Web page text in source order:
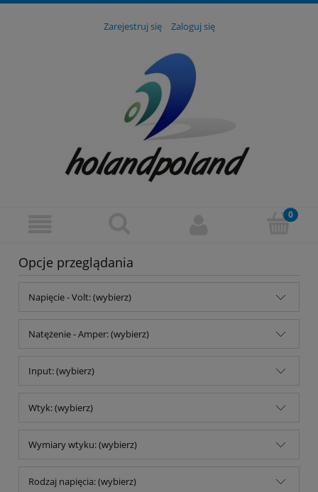
Zarejestruj się Zaloguj się
Opcje przeglądania
Napięcie - Volt: (wybierz)
Natężenie - Amper: (wybierz)
Input: (wybierz)
Wtyk: (wybierz)
Wymiary wtyku: (wybierz)
Rodzaj napięcia: (wybierz)